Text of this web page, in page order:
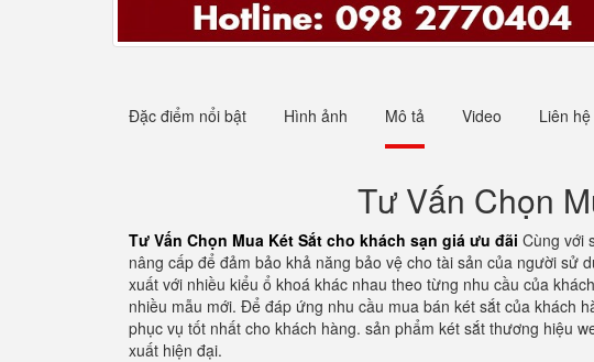
Đặc điểm nổi bật Hình ảnh Mô tả Video Liên hệ
Tư Vấn Chọn
Tư Vấn Chọn Mua Két Sắt cho khách sạn giá ưu đãi Cùng với
nâng cấp để đảm bảo khả năng bảo vệ cho tài sản của người sử
xuất với nhiều kiểu ổ khoá khác nhau theo từng nhu cầu của
nhiều mẫu mới. Để đáp ứng nhu cầu mua bán két sắt của khách
phục vụ tốt nhất cho khách hàng. sản phẩm két sắt thương hiệu
xuất hiện đại.